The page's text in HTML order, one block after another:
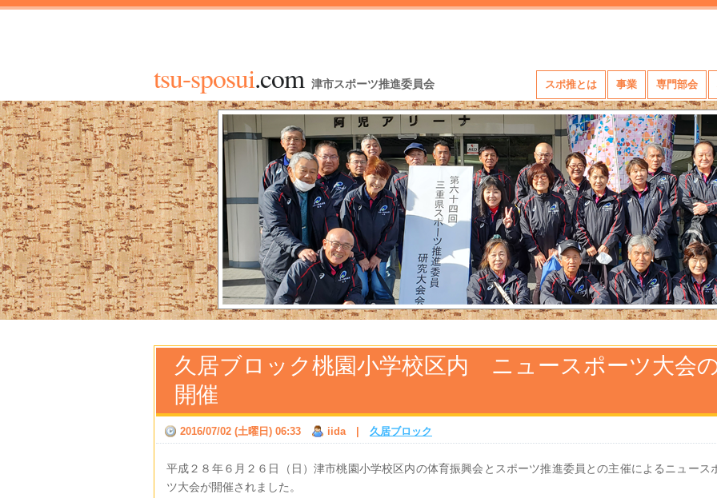
tsu-sposui.com 津市スポーツ推進委員会 スポ推とは 事業 専門部会
久居ブロック桃園小学校区内 ニュースポーツ大会
開催
2016/07/02 (土曜日) 06:33 iida| 久居ブロック
平成２８年６月２６日（日）津市桃園小学校区内の体育振興会とスポーツ推進委員との主催によるニュース
ツ大会が開催されました。